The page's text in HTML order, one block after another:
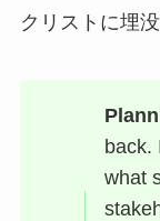
クリストに埋
back.
what